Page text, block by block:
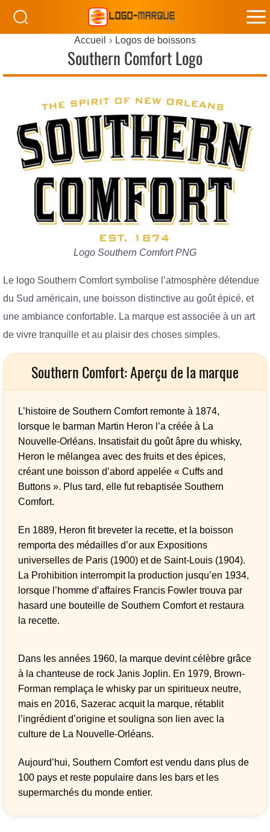
Accueil Logos de boissons
Southern Comfort Logo
Logo Southern Comfort PNG
Le logo Southern Comfort symbolise l’atmosphère détendue
du Sud américain, une boisson distinctive au goût épicé, et
une ambiance confortable. La marque est associée à un art
de vivre tranquille et au plaisir des choses simples.
Southern Comfort: Aperçu de la marque
L’histoire de Southern Comfort remonte à 1874,
lorsque le barman Martin Heron l’a créée à La
Nouvelle-Orléans. Insatisfait du goût âpre du whisky,
Heron le mélangea avec des fruits et des épices,
créant une boisson d’abord appelée « Cuffs and
Buttons ». Plus tard, elle fut rebaptisée Southern
Comfort.
En 1889, Heron fit breveter la recette, et la boisson
remporta des médailles d’or aux Expositions
universelles de Paris (1900) et de Saint-Louis (1904).
La Prohibition interrompit la production jusqu’en 1934,
lorsque l’homme d’affaires Francis Fowler trouva par
hasard une bouteille de Southern Comfort et restaura
la recette.
Dans les années 1960, la marque devint célèbre grâce
à la chanteuse de rock Janis Joplin. En 1979, Brown-
Forman remplaça le whisky par un spiritueux neutre,
mais en 2016, Sazerac acquit la marque, rétablit
l’ingrédient d’origine et souligna son lien avec la
culture de La Nouvelle-Orléans.
Aujourd’hui, Southern Comfort est vendu dans plus de
100 pays et reste populaire dans les bars et les
supermarchés du monde entier.